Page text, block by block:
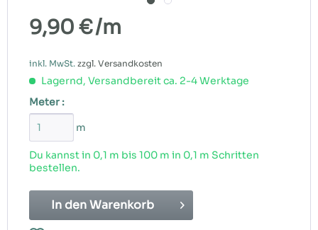
9,90 €/m
inkl. MwSt. zzgl. Versandkosten
Lagernd, Versandbereit ca. 2-4 Werktage
Meter :
m
Du kannst in 0,1 m bis 100 m in 0,1 m Schritten
bestellen.
In den Warenkorb